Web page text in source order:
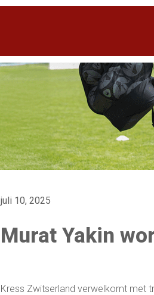
juli 10, 2025
Murat Yakin
Kress Zwitserland verwelkomt met